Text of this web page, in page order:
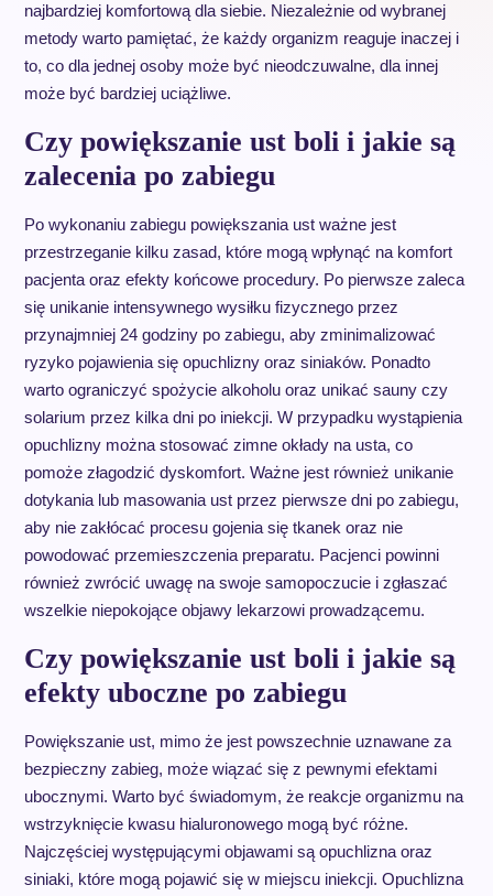
najbardziej komfortową dla siebie. Niezależnie od wybranej
metody warto pamiętać, że każdy organizm reaguje inaczej i
to, co dla jednej osoby może być nieodczuwalne, dla innej
może być bardziej uciążliwe.
Czy powiększanie ust boli i jakie są
zalecenia po zabiegu
Po wykonaniu zabiegu powiększania ust ważne jest
przestrzeganie kilku zasad, które mogą wpłynąć na komfort
pacjenta oraz efekty końcowe procedury. Po pierwsze zaleca
się unikanie intensywnego wysiłku fizycznego przez
przynajmniej 24 godziny po zabiegu, aby zminimalizować
ryzyko pojawienia się opuchlizny oraz siniaków. Ponadto
warto ograniczyć spożycie alkoholu oraz unikać sauny czy
solarium przez kilka dni po iniekcji. W przypadku wystąpienia
opuchlizny można stosować zimne okłady na usta, co
pomoże złagodzić dyskomfort. Ważne jest również unikanie
dotykania lub masowania ust przez pierwsze dni po zabiegu,
aby nie zakłócać procesu gojenia się tkanek oraz nie
powodować przemieszczenia preparatu. Pacjenci powinni
również zwrócić uwagę na swoje samopoczucie i zgłaszać
wszelkie niepokojące objawy lekarzowi prowadzącemu.
Czy powiększanie ust boli i jakie są
efekty uboczne po zabiegu
Powiększanie ust, mimo że jest powszechnie uznawane za
bezpieczny zabieg, może wiązać się z pewnymi efektami
ubocznymi. Warto być świadomym, że reakcje organizmu na
wstrzyknięcie kwasu hialuronowego mogą być różne.
Najczęściej występującymi objawami są opuchlizna oraz
siniaki, które mogą pojawić się w miejscu iniekcji. Opuchlizna